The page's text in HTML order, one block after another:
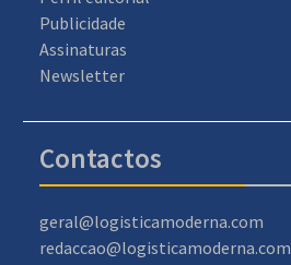
Publicidade
Assinaturas
Newsletter
Contactos
geral@logisticamoderna.com
redaccao@logisticamoderna.com